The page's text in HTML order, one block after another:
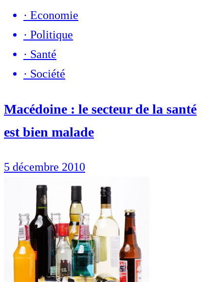
· Economie
· Politique
· Santé
· Société
Macédoine : le secteur de la santé
est bien malade
5 décembre 2010